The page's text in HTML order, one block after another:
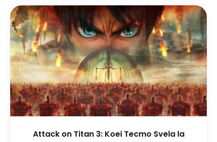
Attack on Titan 3: Koei Tecmo Svela la